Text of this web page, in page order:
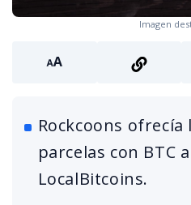
Imagen
Rockcoons ofrecía
parcelas con BTC
LocalBitcoins.